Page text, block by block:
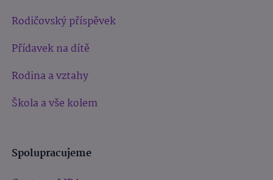
Rodičovský příspěvek
Přídavek na dítě
Rodina a vztahy
Škola a vše kolem
Spolupracujeme